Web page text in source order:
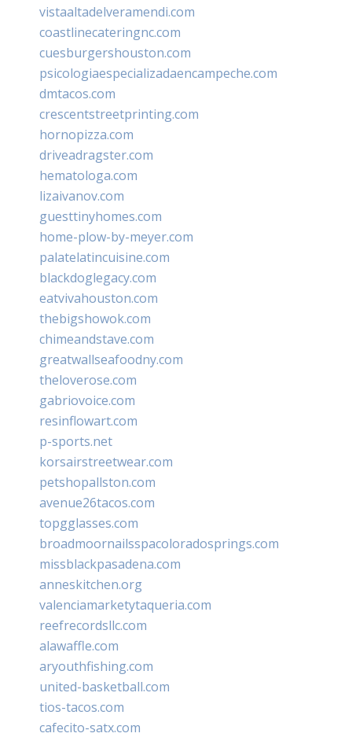
vistaaltadelveramendi.com
coastlinecateringnc.com
cuesburgershouston.com
psicologiaespecializadaencampeche.com
dmtacos.com
crescentstreetprinting.com
hornopizza.com
driveadragster.com
hematologa.com
lizaivanov.com
guesttinyhomes.com
home-plow-by-meyer.com
palatelatincuisine.com
blackdoglegacy.com
eatvivahouston.com
thebigshowok.com
chimeandstave.com
greatwallseafoodny.com
theloverose.com
gabriovoice.com
resinflowart.com
p-sports.net
korsairstreetwear.com
petshopallston.com
avenue26tacos.com
topgglasses.com
broadmoornailsspacoloradosprings.com
missblackpasadena.com
anneskitchen.org
valenciamarketytaqueria.com
reefrecordsllc.com
alawaffle.com
aryouthfishing.com
united-basketball.com
tios-tacos.com
cafecito-satx.com